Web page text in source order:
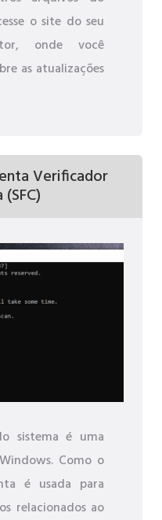
o site do seu
onde você
as atualizações
Verificador
sistema é uma
Como o
é usada para
relacionados ao